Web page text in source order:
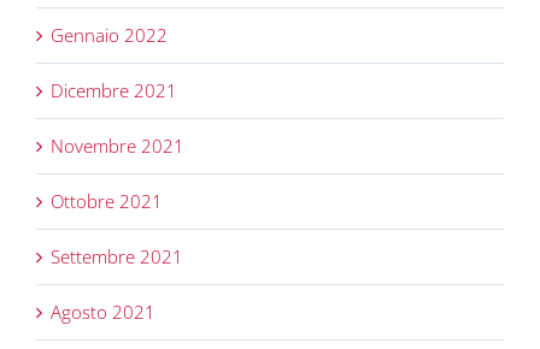
Gennaio 2022
Dicembre 2021
Novembre 2021
Ottobre 2021
Settembre 2021
Agosto 2021